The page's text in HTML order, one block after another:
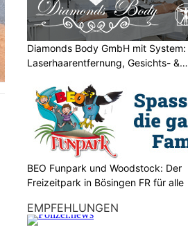
Diamonds Body GmbH mit System:
Laserhaarentfernung, Gesichts- &
BEO Funpark und Woodstock: Der
Freizeitpark in Bösingen FR für alle
EMPFEHLUNGEN